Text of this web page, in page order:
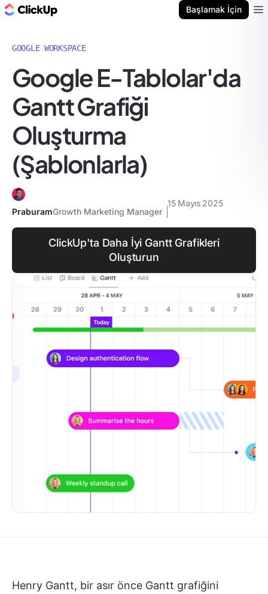
Başlamak İçin
GOOGLE WORKSPACE
Google E-Tablolar'da
Gantt Grafiği
Oluşturma
(Şablonlarla)
PraburamGrowth Marketing Manager
15 Mayıs 2025
ClickUp'ta Daha İyi Gantt Grafikleri
Oluşturun
Henry Gantt, bir asır önce Gantt grafiğini